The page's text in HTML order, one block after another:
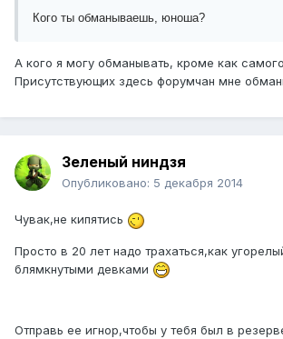
Кого ты обманываешь, юноша?
А кого я могу обманывать, кроме как
Присутствующих здесь форумчан мне
Зеленый ниндзя
Опубликовано: 5 декабря 2014
Чувак,не кипятись
Просто в 20 лет надо трахаться,как
блямкнутыми девками
Отправь ее игнор,чтобы у тебя был в